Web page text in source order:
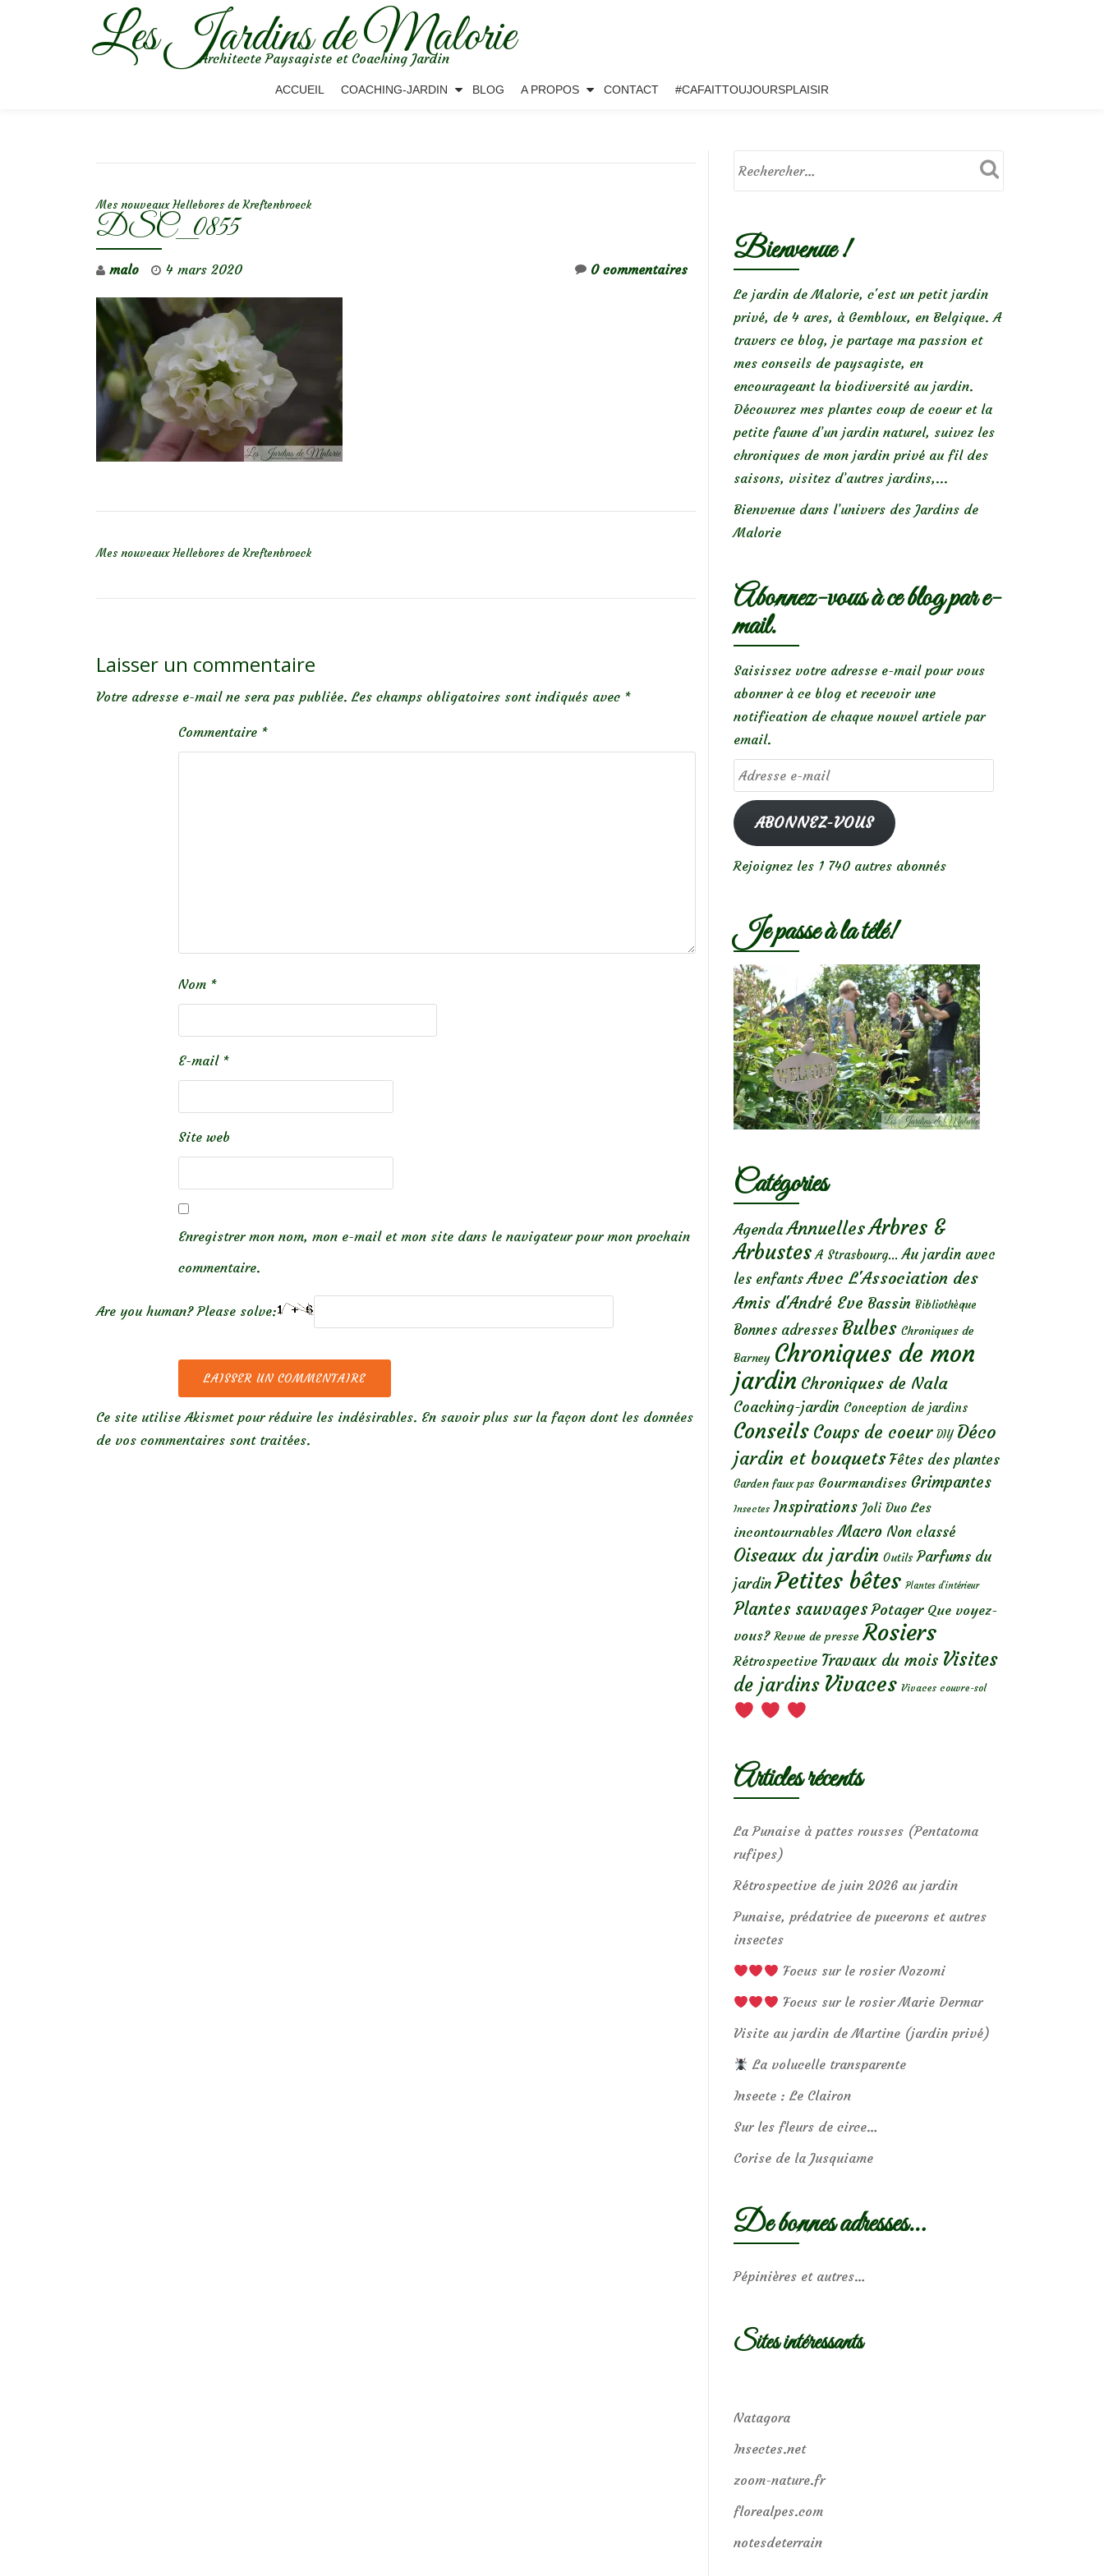
Les Jardins de Malorie
Architecte Paysagiste et Coaching Jardin
ACCUEIL COACHING-JARDIN BLOG A PROPOS CONTACT #CAFAITTOUJOURSPLAISIR
Mes nouveaux Hellebores de Kreftenbroeck
DSC_0855
malo 4 mars 2020 0 commentaires
Mes nouveaux Hellebores de Kreftenbroeck
Laisser un commentaire
Votre adresse e-mail ne sera pas publiée. Les champs obligatoires sont indiqués avec *
Commentaire *
Nom *
E-mail *
Site web
Enregistrer mon nom, mon e-mail et mon site dans le navigateur pour mon prochain
commentaire.
Are you human? Please solve:
Ce site utilise Akismet pour réduire les indésirables. En savoir plus sur la façon dont les données
de vos commentaires sont traitées.
Bienvenue !
Le jardin de Malorie, c'est un petit jardin
privé, de 4 ares, à Gembloux, en Belgique. A
travers ce blog, je partage ma passion et
mes conseils de paysagiste, en
encourageant la biodiversité au jardin.
Découvrez mes plantes coup de coeur et la
petite faune d’un jardin naturel, suivez les
chroniques de mon jardin privé au fil des
saisons, visitez d’autres jardins,...
Bienvenue dans l’univers des Jardins de
Malorie
Abonnez-vous à ce blog par e-
mail.
Saisissez votre adresse e-mail pour vous
abonner à ce blog et recevoir une
notification de chaque nouvel article par
email.
Adresse
e-
mailABONNEZ-VOUS
Rejoignez les 1 740 autres abonnés
Je passe à la télé!
Catégories
Agenda AnnuellesArbres &
Arbustes A Strasbourg... Au jardin avec
les enfants Avec L'Association des
Amis d'André Eve Bassin Bibliothèque
Bonnes adresses Bulbes Chroniques de
Barney Chroniques de mon
jardin Chroniques de Nala
Coaching-jardin Conception de jardins
Conseils Coups de coeur DIY Déco
jardin et bouquets Fêtes des plantes
Garden faux pas Gourmandises Grimpantes
Insectes Inspirations Joli Duo Les
incontournables Macro Non classé
Oiseaux du jardin Outils Parfums du
jardin Petites bêtes Plantes d’intérieur
Plantes sauvages Potager Que voyez-
vous? Revue de presse Rosiers
Rétrospective Travaux du mois Visites
de jardins Vivaces Vivaces couvre-sol
Articles récents
La Punaise à pattes rousses (Pentatoma
rufipes)
Rétrospective de juin 2026 au jardin
Punaise, prédatrice de pucerons et autres
insectes
Focus sur le rosier Nozomi
Focus sur le rosier Marie Dermar
Visite au jardin de Martine (jardin privé)
La volucelle transparente
Insecte : Le Clairon
Sur les fleurs de circe…
Corise de la Jusquiame
De bonnes adresses…
Pépinières et autres…
Sites intéressants
Natagora
Insectes.net
zoom-nature.fr
florealpes.com
notesdeterrain